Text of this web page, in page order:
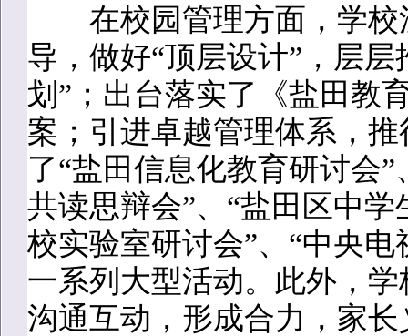
在校园管理方面，学校
导，做好“顶层设计”，层
划”；出台落实了《盐田教
案；引进卓越管理体系，
了“盐田信息化教育研讨会
共读思辩会”、“盐田区中
校实验室研讨会”、“中央
一系列大型活动。此外，
沟通互动，形成合力，家